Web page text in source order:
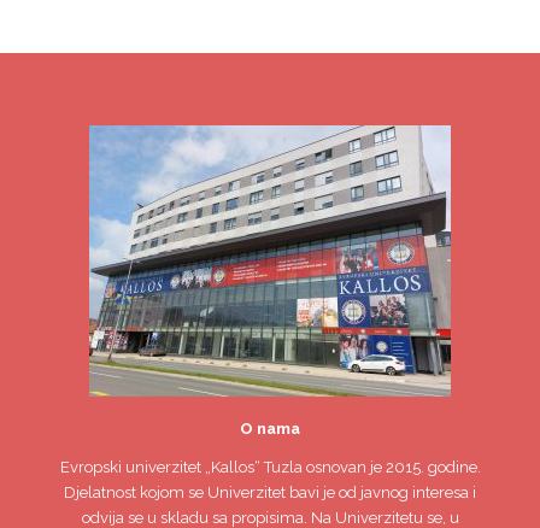
O nama
Evropski univerzitet„Kallos“ Tuzla osnovan je 2015. godine.
Djelatnost kojom se Univerzitet bavi je od javnog interesa i
odvija se u skladu sa propisima. Na Univerzitetu se, u